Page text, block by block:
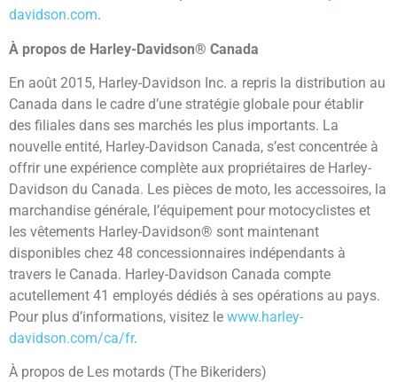
davidson.com.
À propos de Harley-Davidson® Canada
En août 2015, Harley-Davidson Inc. a repris la distribution au
Canada dans le cadre d’une stratégie globale pour établir
des filiales dans ses marchés les plus importants. La
nouvelle entité, Harley-Davidson Canada, s’est concentrée à
offrir une expérience complète aux propriétaires de Harley-
Davidson du Canada. Les pièces de moto, les accessoires, la
marchandise générale, l’équipement pour motocyclistes et
les vêtements Harley-Davidson® sont maintenant
disponibles chez 48 concessionnaires indépendants à
travers le Canada. Harley-Davidson Canada compte
acutellement 41 employés dédiés à ses opérations au pays.
Pour plus d’informations, visitez le www.harley-
davidson.com/ca/fr.
À propos de Les motards (The Bikeriders)